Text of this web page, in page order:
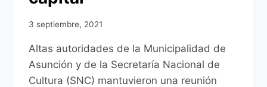
3 septiembre, 2021
Altas autoridades de la Municipalidad de
Asunción y de la Secretaría Nacional de
Cultura (SNC) mantuvieron una reunión